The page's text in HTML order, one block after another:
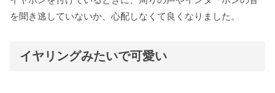
を聞き逃していないか、心配しなくて良くなりました。
イヤリングみたいで可愛い